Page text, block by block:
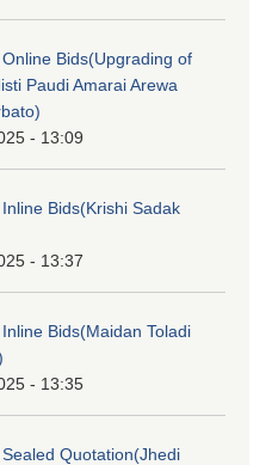
Bids(Upgrading of
Paudi Amarai Arewa
- 13:09
Bids(Krishi Sadak
- 13:37
Bids(Maidan Toladi
- 13:35
Quotation(Jhedi